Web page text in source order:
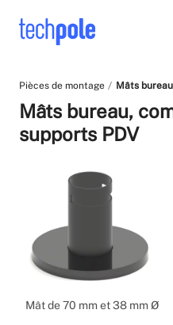
Pièces de montage Mâts
Mâts bureau,
supports PDV
Mât de 70 mm et 38 mm Ø